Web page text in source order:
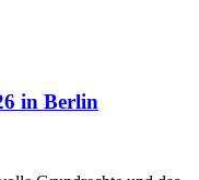
in Berlin